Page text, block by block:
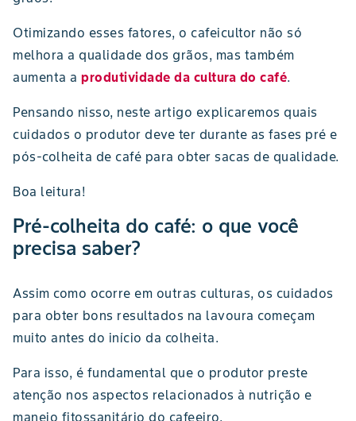
Otimizando esses fatores, o cafeicultor não só
melhora a qualidade dos grãos, mas também
aumenta a produtividade da cultura do café.
Pensando nisso, neste artigo explicaremos quais
cuidados o produtor deve ter durante as fases pré e
pós-colheita de café para obter sacas de qualidade.
Boa leitura!
Pré-colheita do café: o que você
precisa saber?
Assim como ocorre em outras culturas, os cuidados
para obter bons resultados na lavoura começam
muito antes do início da colheita.
Para isso, é fundamental que o produtor preste
atenção nos aspectos relacionados à nutrição e
manejo fitossanitário do cafeeiro.